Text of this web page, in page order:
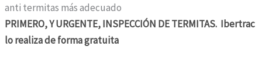
anti termitas más adecuado
PRIMERO, Y URGENTE, INSPECCIÓN DE TERMITAS. Ibertrac
lo realiza de forma gratuita